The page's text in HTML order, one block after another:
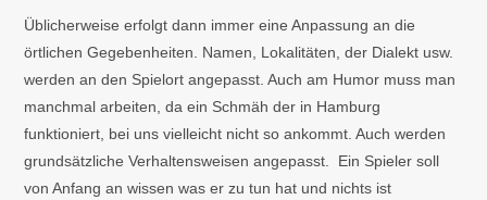
Üblicherweise erfolgt dann immer eine Anpassung an die
örtlichen Gegebenheiten. Namen, Lokalitäten, der Dialekt usw.
werden an den Spielort angepasst. Auch am Humor muss man
manchmal arbeiten, da ein Schmäh der in Hamburg
funktioniert, bei uns vielleicht nicht so ankommt. Auch werden
grundsätzliche Verhaltensweisen angepasst. Ein Spieler soll
von Anfang an wissen was er zu tun hat und nichts ist